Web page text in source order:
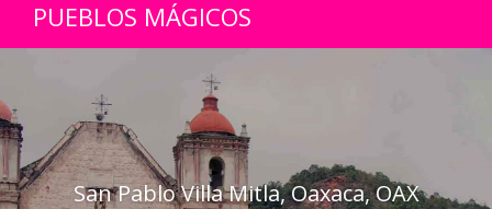
PUEBLOS MÁGICOS
San Pablo Villa Mitla, Oaxaca, OAX